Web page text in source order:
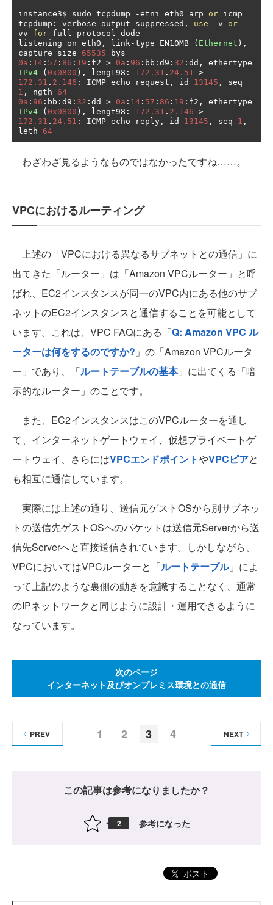
instance3$ sudo tcpdump -etni eth0 arp or icmp
tcpdump : verbose output suppressed , use -v or
-
vv for full protocol dode
listening on eth0 , link-type EN10MB ( Ethernet ),
capture size 65535
0a : 14 : 57 : 86 : 19 : f2 > 0a : 96 : bb : d9 : 32 : dd ,
IPv4
( 0x0800 ), lengt98 : 172.31 . 24.51 >
172.31 . 2.146 : ICMP echo request , id 13145 ,
1 , ngth 64
0a : 96 : bb : d9 : 32 : dd > 0a : 14 : 57 : 86 : 19 : f2 ,
IPv4
( 0x0800 ), lengt98 : 172.31 . 2.146 >
172.31 . 24.51 : ICMP echo reply , id 13145 , seq 1 ,
leth 64
わざわざ見るようなものではなかったですね……。
VPCにおけるルーティング
上述の「VPCにおける異なるサブネットとの通信」に
出てきた「ルーター」は「Amazon VPCルーター」と呼
ばれ、EC2インスタンスが同一のVPC内にある他のサブ
ネットのEC2インスタンスと通信することを可能として
います。これは、VPC FAQにある「Q: Amazon VPC ル
ーターは何をするのですか? 」の「Amazon VPCルータ
ー」であり、「ルートテーブルの基本」に出てくる「暗
示的なルーター」のことです。
また、EC2インスタンスはこのVPCルーターを通し
て、インターネットゲートウェイ、仮想プライベートゲ
ートウェイ、さらにはVPCエンドポイントやVPCピアと
も相互に通信しています。
実際には上述の通り、送信元ゲストOSから別サブネッ
トの送信先ゲストOSへのパケットは送信元Serverから送
信先Serverへと直接送信されています。しかしながら、
VPCにおいてはVPCルーターと「ルートテーブル」によ
って上記のような裏側の動きを意識することなく、通常
のIPネットワークと同じように設計・運用できるように
なっています。
次のページ
インターネット及びオンプレミス環境との通信
1 2 3 4
PREV NEXT
この記事は参考になりましたか？
2 参考になった
ポスト